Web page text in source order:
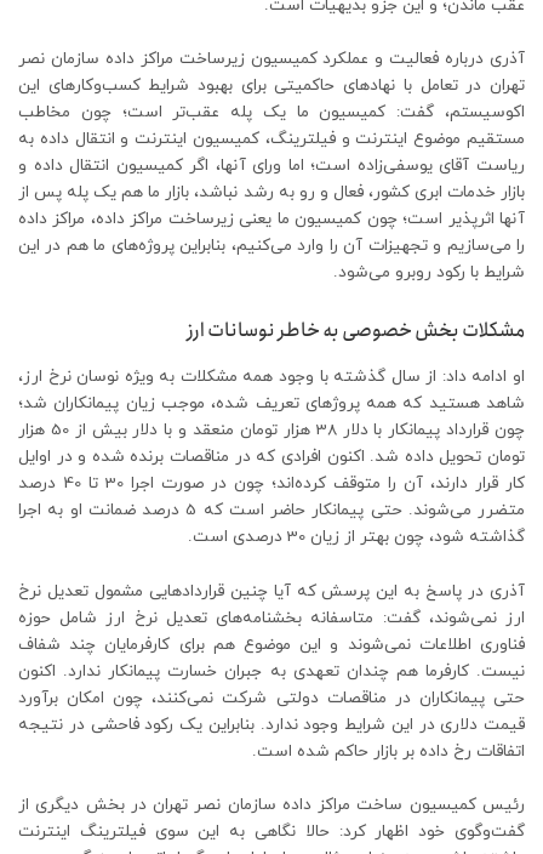
عقب‌ ماندن؛ و این جزو بدیهیات است.
آذری درباره فعالیت و عملکرد کمیسیون زیرساخت مراکز داده سازمان نصر
تهران در تعامل با نهادهای حاکمیتی برای بهبود شرایط کسب‌وکارهای این
اکوسیستم، گفت: کمیسیون ما یک پله عقب‌تر است؛ چون مخاطب
مستقیم موضوع اینترنت و فیلترینگ، کمیسیون اینترنت و انتقال داده به
ریاست آقای یوسفی‌زاده است؛ اما ورای آنها، اگر کمیسیون انتقال داده و
بازار خدمات ابری کشور، فعال و رو به رشد نباشد، بازار ما هم یک پله پس از
آنها اثرپذیر است؛ چون کمیسیون ما یعنی زیرساخت مراکز داده، مراکز داده
را می‌سازیم و تجهیزات آن را وارد می‌کنیم، بنابراین پروژه‌های ما هم در این
شرایط با رکود روبرو می‌شود.
مشکلات بخش خصوصی به خاطر نوسانات ارز
او ادامه داد: از سال گذشته با وجود همه مشکلات به ویژه نوسان نرخ ارز،
شاهد هستید که همه پروژ‌های تعریف شده، موجب زیان پیمانکاران شد؛
چون قرارداد پیمانکار با دلار 38 هزار تومان منعقد و با دلار بیش از 50 هزار
تومان تحویل داده شد. اکنون افرادی که در مناقصات برنده شده و در اوایل
کار قرار دارند، آن را متوقف کرده‌اند؛ چون در صورت اجرا 30 تا 40 درصد
متضرر می‌شوند. حتی پیمانکار حاضر است که 5 درصد ضمانت او به اجرا
گذاشته شود، چون بهتر از زیان 30 درصدی است.
آذری در پاسخ به این پرسش که آیا چنین قراردادهایی مشمول تعدیل نرخ
ارز نمی‌شوند، گفت: متاسفانه بخشنامه‌های تعدیل نرخ ارز شامل حوزه
فناوری اطلاعات نمی‌شوند و این موضوع هم برای کارفرمایان چند شفاف
نیست. کارفرما هم چندان تعهدی به جبران خسارت پیمانکار ندارد. اکنون
حتی پیمانکاران در مناقصات دولتی شرکت نمی‌کنند، چون امکان برآورد
قیمت دلاری در این شرایط وجود ندارد. بنابراین یک رکود فاحشی در نتیجه
اتفاقات رخ داده بر بازار حاکم شده است.
رئیس کمیسیون ساخت مراکز داده سازمان نصر تهران در بخش دیگری از
گفت‌وگوی خود اظهار کرد: حالا نگاهی به این سوی فیلترینگ اینترنت